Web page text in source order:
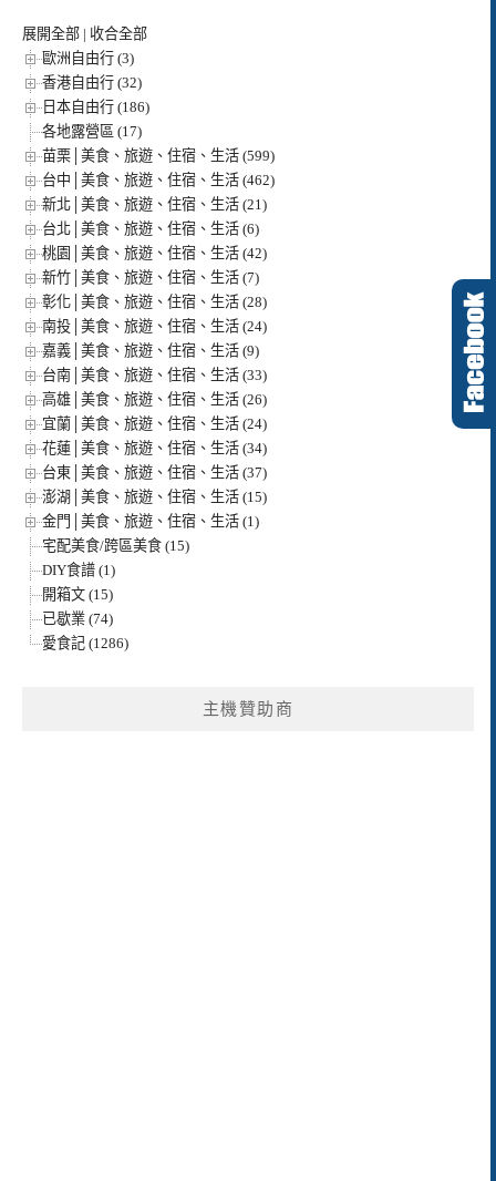
展開全部 | 收合全部
歐洲自由行 (3)
香港自由行 (32)
日本自由行 (186)
各地露營區 (17)
苗栗│美食、旅遊、住宿、生活 (599)
台中│美食、旅遊、住宿、生活 (462)
新北│美食、旅遊、住宿、生活 (21)
台北│美食、旅遊、住宿、生活 (6)
桃園│美食、旅遊、住宿、生活 (42)
新竹│美食、旅遊、住宿、生活 (7)
彰化│美食、旅遊、住宿、生活 (28)
南投│美食、旅遊、住宿、生活 (24)
嘉義│美食、旅遊、住宿、生活 (9)
台南│美食、旅遊、住宿、生活 (33)
高雄│美食、旅遊、住宿、生活 (26)
宜蘭│美食、旅遊、住宿、生活 (24)
花蓮│美食、旅遊、住宿、生活 (34)
台東│美食、旅遊、住宿、生活 (37)
澎湖│美食、旅遊、住宿、生活 (15)
金門│美食、旅遊、住宿、生活 (1)
宅配美食/跨區美食 (15)
DIY食譜 (1)
開箱文 (15)
已歇業 (74)
愛食記 (1286)
主機贊助商